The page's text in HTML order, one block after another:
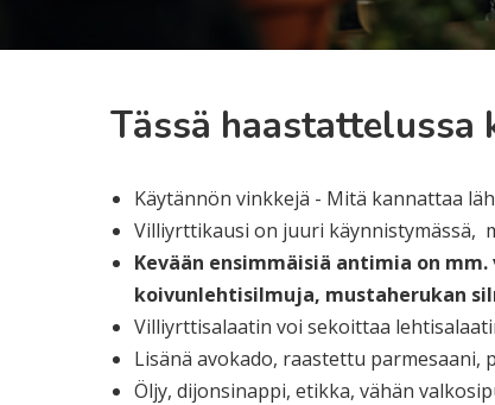
Tässä haastattelussa
Käytännön vinkkejä - Mitä kannattaa
Villiyrttikausi on juuri käynnistymässä,
Kevään ensimmäisiä antimia on
koivunlehtisilmuja, mustaherukan
Villiyrttisalaatin voi sekoittaa
Lisänä avokado, raastettu
Öljy, dijonsinappi, etikka, vähän